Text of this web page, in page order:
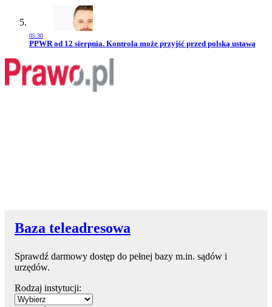
05:30
Przejdź do artykułu:
PPWR od 12 sierpnia. Kontrola może przyjść przed polską ustawą
Baza teleadresowa
Sprawdź darmowy dostęp do pełnej bazy m.in. sądów i
urzędów.
Rodzaj instytucji: